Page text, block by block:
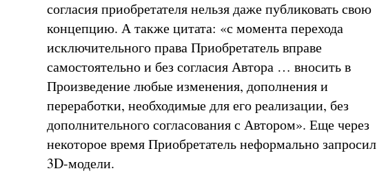
согласия приобретателя нельзя даже публиковать свою
концепцию. А также цитата: «с момента перехода
исключительного права Приобретатель вправе
самостоятельно и без согласия Автора … вносить в
Произведение любые изменения, дополнения и
переработки, необходимые для его реализации, без
дополнительного согласования с Автором». Еще через
некоторое время Приобретатель неформально запросил
3D-модели.